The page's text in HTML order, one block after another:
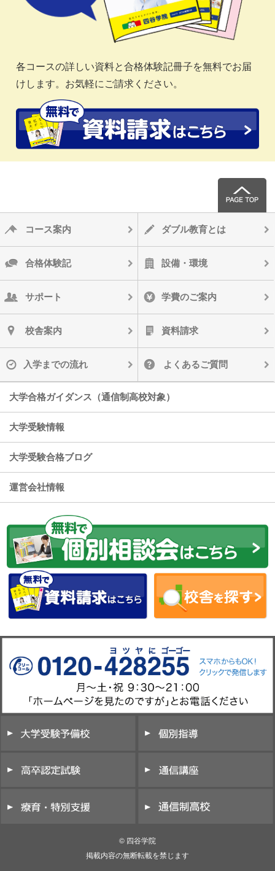
各コースの詳しい資料と合格体験記冊子を無料でお届
けします。お気軽にご請求ください。
コース案内 ダブル教育とは
合格体験記 設備・環境
サポート 学費のご案内
校舎案内 資料請求
入学までの流れ よくあるご質問
大学合格ガイダンス（通信制高校対象）
大学受験情報
大学受験合格ブログ
運営会社情報
© 四谷学院
掲載内容の無断転載を禁じます